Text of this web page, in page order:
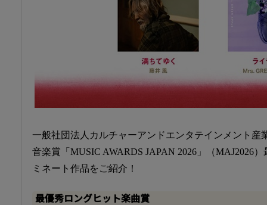
一般社団法人カルチャーアンドエンタテインメント産
音楽賞「MUSIC AWARDS JAPAN 2026」（MAJ2026
ミネート作品をご紹介！
最優秀ロングヒット楽曲賞